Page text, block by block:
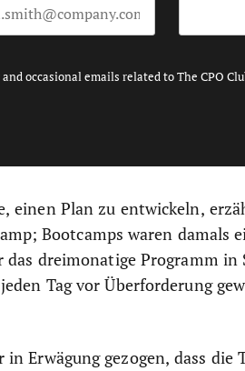
occasional emails related to The CPO
einen Plan zu entwickeln,
Bootcamps waren damals
dreimonatige Programm in
Tag vor Überforderung
Erwägung gezogen, dass die